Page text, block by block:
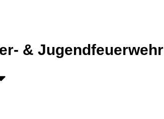
& Jugendfeuerwehr